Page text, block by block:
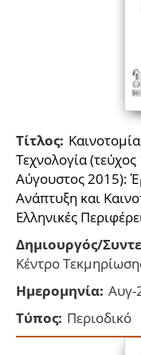
Τίτλος:
Τεχνολογία (τεύχος
Αύγουστος 2015):
Ανάπτυξη και
Ελληνικές
Δημιουργός/
Κέντρο
Ημερομηνία: Αυγ-
Τύπος: Περιοδικό